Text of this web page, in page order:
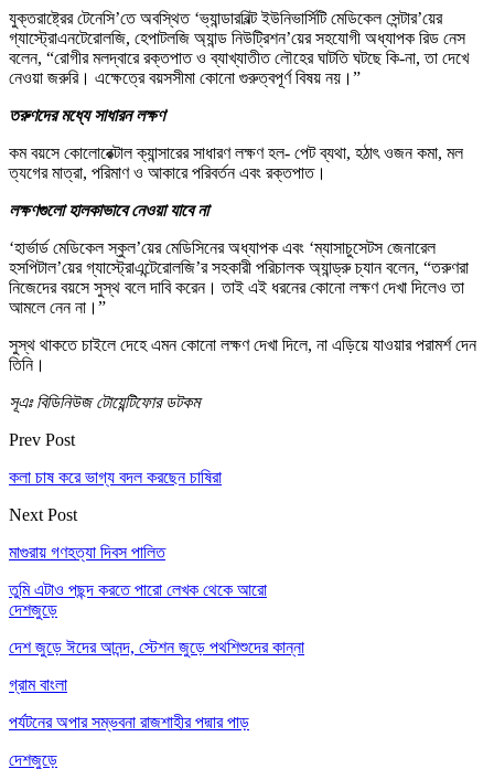
যুক্তরাষ্ট্রের টেনেসি’তে অবস্থিত ‘ভ্যান্ডারবিল্ট ইউনিভার্সিটি মেডিকেল সেন্টার’য়ের
গ্যাস্ট্রোএনটেরোলজি, হেপাটলজি অ্যান্ড নিউট্রিশন’য়ের সহযোগী অধ্যাপক রিড নেস
বলেন, “রোগীর মলদ্বারে রক্তপাত ও ব্যাখ্যাতীত লৌহের ঘাটতি ঘটছে কি-না, তা দেখে
নেওয়া জরুরি। এক্ষেত্রে বয়সসীমা কোনো গুরুত্বপূর্ণ বিষয় নয়।”
তরুণদের মধ্যে সাধারন লক্ষণ
কম বয়সে কোলোরেক্টাল ক্যান্সারের সাধারণ লক্ষণ হল- পেট ব্যথা, হঠাৎ ওজন কমা, মল
ত্যগের মাত্রা, পরিমাণ ও আকারে পরিবর্তন এবং রক্তপাত।
লক্ষণগুলো হালকাভাবে নেওয়া যাবে না
‘হার্ভার্ড মেডিকেল স্কুল’য়ের মেডিসিনের অধ্যাপক এবং ‘ম্যাসাচুসেটস জেনারেল
হসপিটাল’য়ের গ্যাস্ট্রোএন্টেরোলজি’র সহকারী পরিচালক অ্যান্ড্রু চ্যান বলেন, “তরুণরা
নিজেদের বয়সে সুস্থ বলে দাবি করেন। তাই এই ধরনের কোনো লক্ষণ দেখা দিলেও তা
আমলে নেন না।”
সুস্থ থাকতে চাইলে দেহে এমন কোনো লক্ষণ দেখা দিলে, না এড়িয়ে যাওয়ার পরামর্শ দেন
তিনি।
সূএঃ বিডিনিউজ টোয়েন্টিফোর ডটকম
Prev Post
কলা চাষ করে ভাগ্য বদল করছেন চাষিরা
Next Post
মাগুরায় গণহত্যা দিবস পালিত
তুমি এটাও পছন্দ করতে পারো লেখক থেকে আরো
দেশজুড়ে
দেশ জুড়ে ঈদের আনন্দ, স্টেশন জুড়ে পথশিশুদের কান্না
গ্রাম বাংলা
পর্যটনের অপার সম্ভবনা রাজশাহীর পদ্মার পাড়
দেশজুড়ে